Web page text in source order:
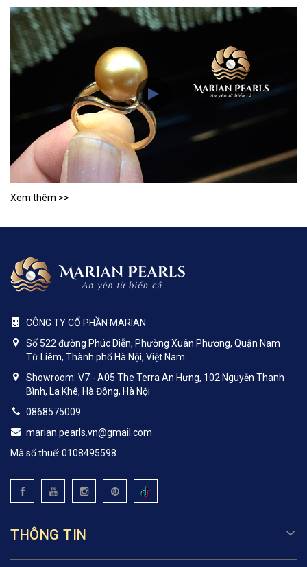
Xem thêm >>
CÔNG TY CỔ PHẦN MARIAN
Số 522 đường Phúc Diễn, Phường Xuân Phương, Quận Nam
Từ Liêm, Thành phố Hà Nội, Việt Nam
Showroom: V7 - A05 The Terra An Hưng, 102 Nguyễn Thanh
Bình, La Khê, Hà Đông, Hà Nội
0868575009
marian.pearls.vn@gmail.com
Mã số thuế: 0108495598
THÔNG TIN